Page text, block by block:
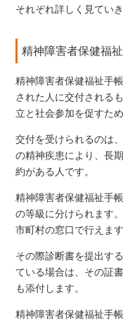
それぞれ詳しく見ていき
精神障害者保健福
精神障害者保健福祉手
された人に交付される
立と社会参加を促すた
交付を受けられるのは
の精神疾患により、長
約がある人です。
精神障害者保健福祉手
の等級に分けられます
市町村の窓口で行えます
その際診断書を提出す
ている場合は、その証
も添付します。
精神障害者保健福祉手